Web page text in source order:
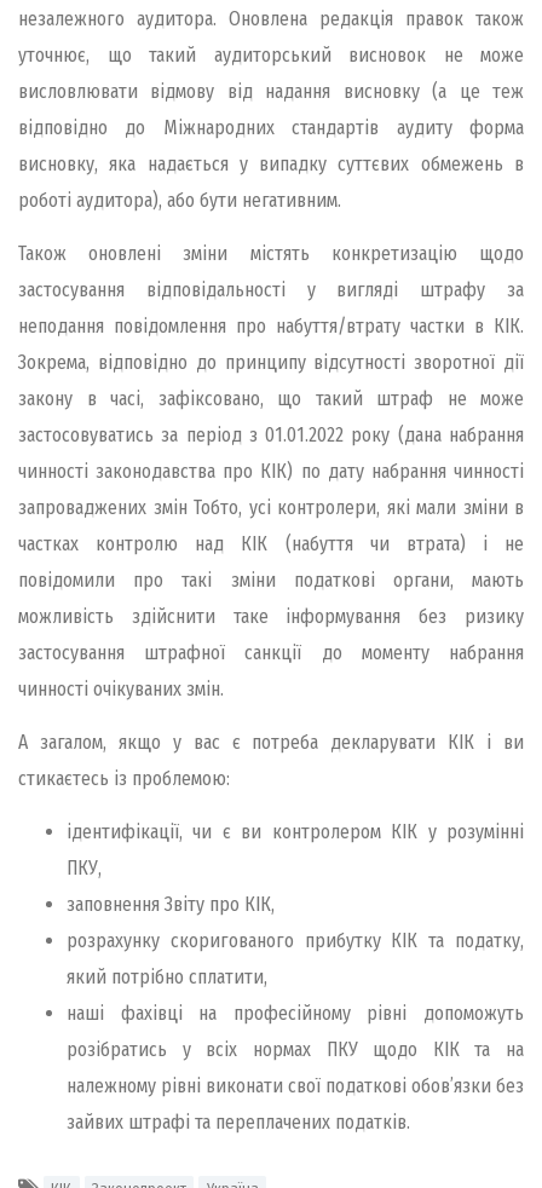
незалежного аудитора. Оновлена редакція правок також
уточнює, що такий аудиторський висновок не може
висловлювати відмову від надання висновку (а це теж
відповідно до Міжнародних стандартів аудиту форма
висновку, яка надається у випадку суттєвих обмежень в
роботі аудитора), або бути негативним.
Також оновлені зміни містять конкретизацію щодо
застосування відповідальності у вигляді штрафу за
неподання повідомлення про набуття/втрату частки в КІК.
Зокрема, відповідно до принципу відсутності зворотної дії
закону в часі, зафіксовано, що такий штраф не може
застосовуватись за період з 01.01.2022 року (дана набрання
чинності законодавства про КІК) по дату набрання чинності
запроваджених змін Тобто, усі контролери, які мали зміни в
частках контролю над КІК (набуття чи втрата) і не
повідомили про такі зміни податкові органи, мають
можливість здійснити таке інформування без ризику
застосування штрафної санкції до моменту набрання
чинності очікуваних змін.
А загалом, якщо у вас є потреба декларувати КІК і ви
стикаєтесь із проблемою:
ідентифікації, чи є ви контролером КІК у розумінні
ПКУ,
заповнення Звіту про КІК,
розрахунку скоригованого прибутку КІК та податку,
який потрібно сплатити,
наші фахівці на професійному рівні допоможуть
розібратись у всіх нормах ПКУ щодо КІК та на
належному рівні виконати свої податкові обов’язки без
зайвих штрафі та переплачених податків.